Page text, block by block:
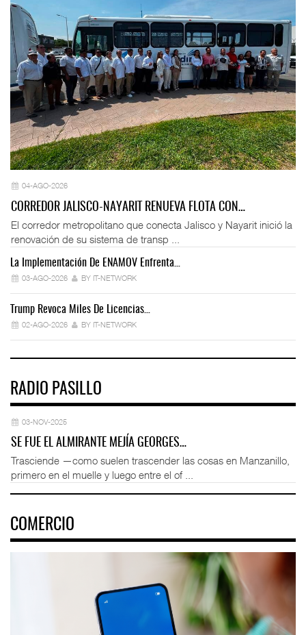
04-AGO-2026
CORREDOR JALISCO-NAYARIT RENUEVA FLOTA CON…
El corredor metropolitano que conecta Jalisco y Nayarit inició la
renovación de su sistema de transp ...
La Implementación De ENAMOV Enfrenta…
03-AGO-2026 BY IT-NETWORK
Trump Revoca Miles De Licencias…
02-AGO-2026 BY IT-NETWORK
RADIO PASILLO
03-NOV-2025
SE FUE EL ALMIRANTE MEJÍA GEORGES…
Trasciende —como suelen trascender las cosas en Manzanillo,
primero en el muelle y luego entre el of ...
COMERCIO